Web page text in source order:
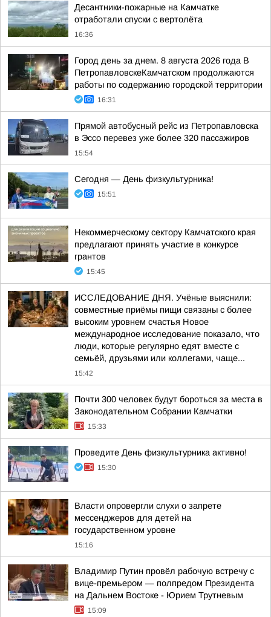
Десантники-пожарные на Камчатке
отработали спуски с вертолёта
16:36
Город день за днем. 8 августа 2026 года В
ПетропавловскеКамчатском продолжаются
работы по содержанию городской территории
16:31
Прямой автобусный рейс из Петропавловска
в Эссо перевез уже более 320 пассажиров
15:54
Сегодня — День физкультурника!
15:51
Некоммерческому сектору Камчатского края
предлагают принять участие в конкурсе
грантов
15:45
ИССЛЕДОВАНИЕ ДНЯ. Учёные выяснили:
совместные приёмы пищи связаны с более
высоким уровнем счастья Новое
международное исследование показало, что
люди, которые регулярно едят вместе с
семьёй, друзьями или коллегами, чаще...
15:42
Почти 300 человек будут бороться за места в
Законодательном Собрании Камчатки
15:33
Проведите День физкультурника активно!
15:30
Власти опровергли слухи о запрете
мессенджеров для детей на
государственном уровне
15:16
Владимир Путин провёл рабочую встречу с
вице-премьером — полпредом Президента
на Дальнем Востоке - Юрием Трутневым
15:09